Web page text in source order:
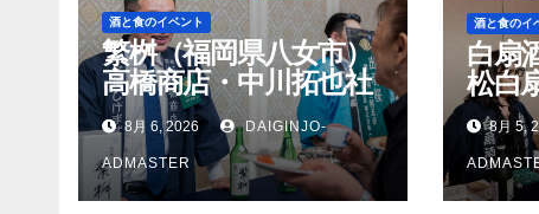
酒と食のイベント
繁桝（福岡県八女市）
高橋商店・中川拓也社
長8月 6, 2026 DAIGINJO-
ADMASTER
酒と食のイ
白扇
松白
8月 5,